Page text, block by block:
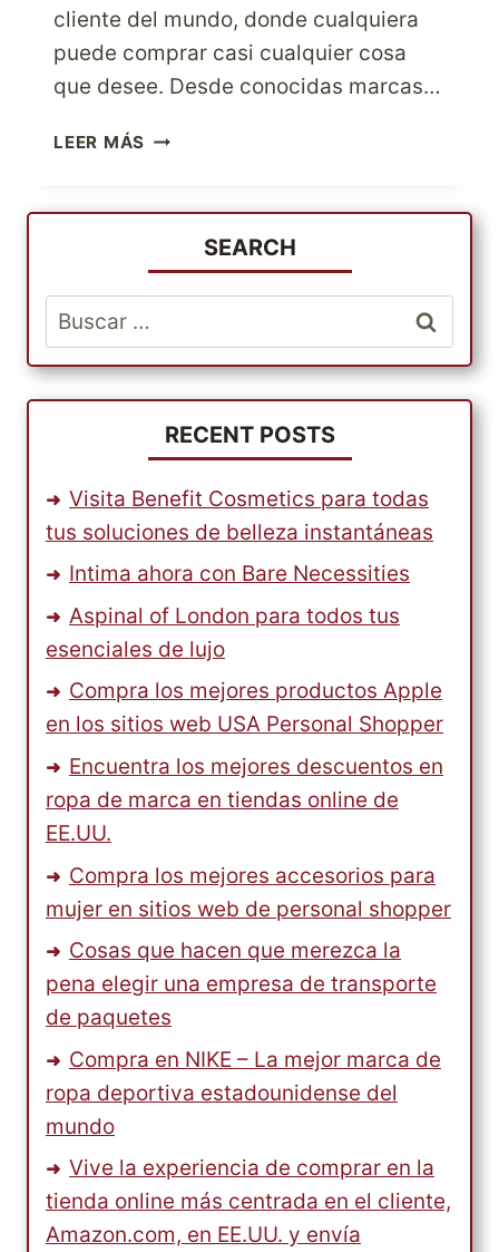
cliente del mundo, donde cualquiera
puede comprar casi cualquier cosa
que desee. Desde conocidas marcas…
LEER MÁS VIVE
DE
COMPRAR
EN
LA
TIENDA
ONLINE
MÁS
CENTRADA
EN
EL
CLIENTE,
AMAZON.COM,
EN
EE.UU.
ENVÍA
PRODUCTOS
A
TRAVÉS
PARCELBOUND
SEARCH
Buscar:
RECENT POSTS
Visita Benefit Cosmetics para todas
tus soluciones de belleza instantáneas
Intima ahora con Bare Necessities
Aspinal of London para todos tus
esenciales de lujo
Compra los mejores productos Apple
en los sitios web USA Personal Shopper
Encuentra los mejores descuentos en
ropa de marca en tiendas online de
EE.UU.
Compra los mejores accesorios para
mujer en sitios web de personal shopper
Cosas que hacen que merezca la
pena elegir una empresa de transporte
de paquetes
Compra en NIKE – La mejor marca de
ropa deportiva estadounidense del
mundo
Vive la experiencia de comprar en la
tienda online más centrada en el cliente,
Amazon.com, en EE.UU. y envía